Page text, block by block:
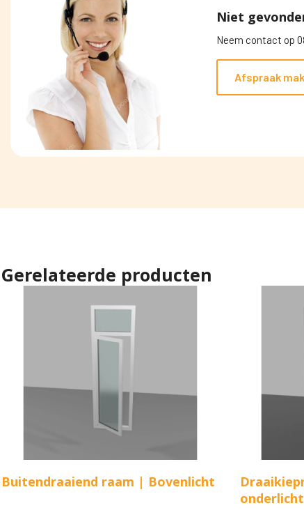
Niet
Neem contact op
Afspraak
Gerelateerde producten
Buitendraaiend raam | Bovenlicht
onderlicht